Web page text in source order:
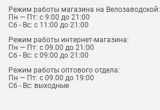
Режим работы магазина на Велозаводской:
Пн — Пт: с 9:00 до 21:00
Сб - Вс: с 11:00 до 21:00
Режим работы интернет-магазина:
Пн — Пт: с 09.00 до 21:00
Сб - Вс: с 09:00 до 21:00
Режим работы оптового отдела:
Пн — Пт: с 09.00 до 19:00
Сб - Вс: выходные